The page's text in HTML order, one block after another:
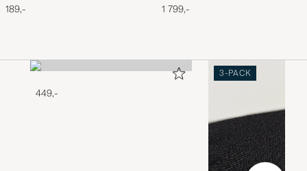
Anti-Shine Toner 100ml
189,-
Black Dial
1 799,-
449,-
3-PACK